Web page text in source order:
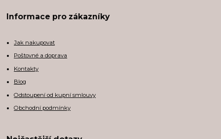
Informace pro zákazníky
Jak nakupovat
Poštovné a doprava
Kontakty
Blog
Odstoupení od kupní smlouvy
Obchodní podmínky